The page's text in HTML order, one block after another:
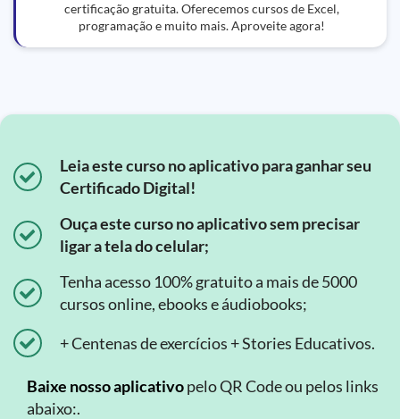
certificação gratuita. Oferecemos cursos de Excel,
programação e muito mais. Aproveite agora!
Leia este curso no aplicativo para ganhar seu
Certificado Digital!
Ouça este curso no aplicativo sem precisar
ligar a tela do celular;
Tenha acesso 100% gratuito a mais de 5000
cursos online, ebooks e áudiobooks;
+ Centenas de exercícios + Stories Educativos.
Baixe nosso aplicativopelo QR Code ou pelos links
abaixo:.